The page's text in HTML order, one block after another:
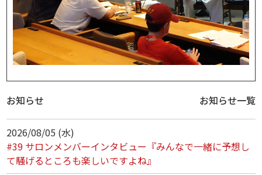
お知らせ お知らせ一覧
2026/08/05 (水)
#39 サロンメンバーインタビュー『みんなで一緒に予想し
て騒げるところも楽しいですよね』